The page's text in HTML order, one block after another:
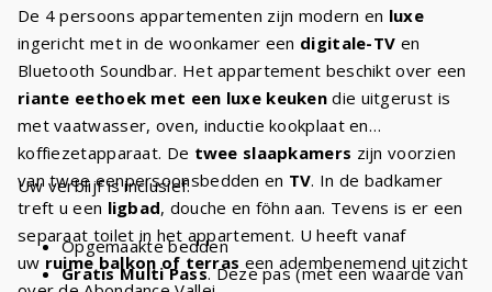
De 4 persoons appartementen zijn modern en luxe
ingericht met in de woonkamer een digitale-TV en
Bluetooth Soundbar. Het appartement beschikt over een
riante eethoek met een luxe keuken die uitgerust is
met vaatwasser, oven, inductie kookplaat en
koffiezetapparaat. De twee slaapkamers zijn voorzien
van twee eenpersoonsbedden en TV. In de badkamer
treft u een ligbad, douche en föhn aan. Tevens is er een
separaat toilet in het appartement. U heeft vanaf
uw ruime balkon of terras een adembenemend uitzicht
Uw verblijf is inclusief:
Opgemaakte bedden
Gratis Multi Pass. Deze pas (met een waarde van